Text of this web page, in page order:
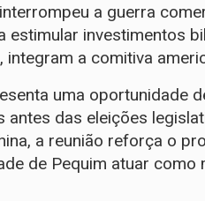
a guerra
estimular investimentos
a comitiva
uma oportunidade
das eleições
a reunião reforça o
de Pequim atuar